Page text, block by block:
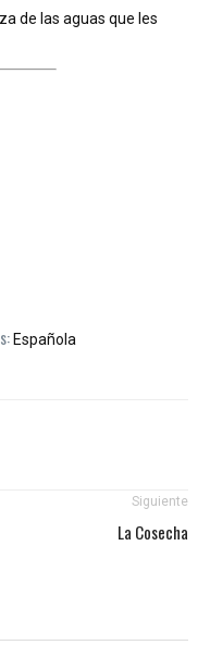
de las aguas que les
Española
Siguiente
La Cosecha